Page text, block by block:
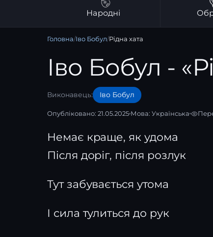
Народні
Головна/Іво Бобул/Рідна хата
Іво Бобул -
Виконавець: Іво Бобул
Опубліковано: 21.05.2025 Мова: Українська
Немає краще, як удома
Після доріг, після розлук
Тут забувається утома
І сила тулиться до рук